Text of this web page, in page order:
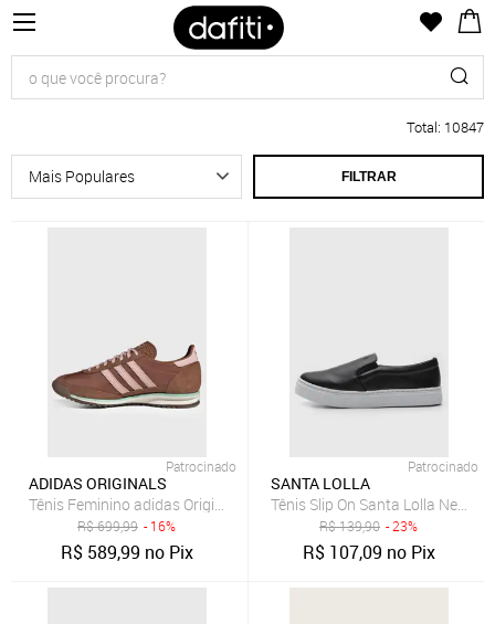
Total: 10847
FILTRAR
Patrocinado
ADIDAS ORIGINALS
Tênis Feminino adidas Originals Sl 72 OG Marrom
R$699,99 - 16%
R$ 589,99 no Pix
Patrocinado
SANTA LOLLA
Tênis Slip On Santa Lolla New
R$139,90 - 23%
R$ 107,09 no Pix